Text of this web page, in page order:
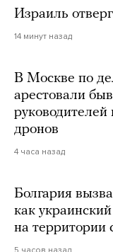
Израиль
14 минут назад
В Москве по
арестовали
руководителей
дронов
4 часа назад
Болгария
как
на территории
5 часов назад